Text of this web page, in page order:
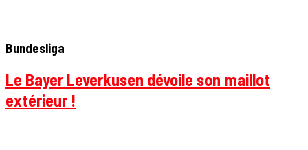
Bundesliga
Le Bayer Leverkusen dévoile son maillot
extérieur !